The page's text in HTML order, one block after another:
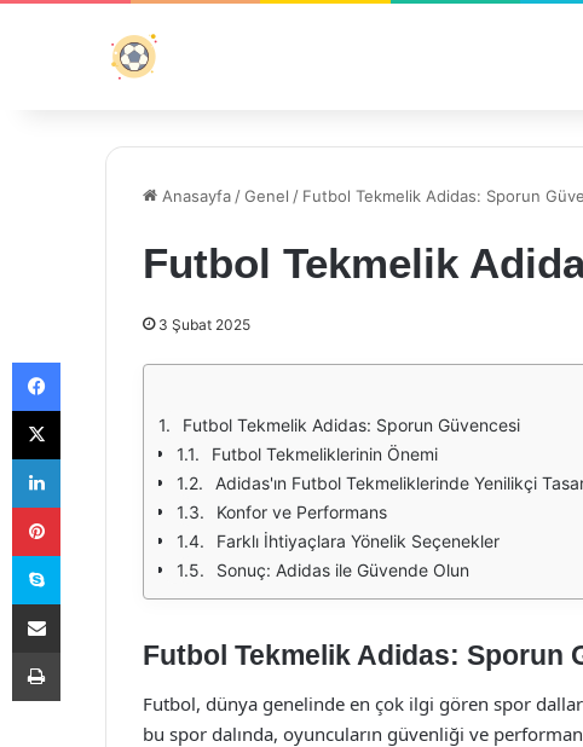
Anasayfa /Genel / Futbol Tekmelik Adidas: Sporun
Futbol Tekmelik
3 Şubat 2025
Futbol Tekmelik Adidas: Sporun Güvencesi
Futbol Tekmeliklerinin Önemi
Adidas'ın Futbol Tekmeliklerinde Yenilikçi
Konfor ve Performans
Farklı İhtiyaçlara Yönelik Seçenekler
Sonuç: Adidas ile Güvende Olun
Futbol Tekmelik Adidas: Sporun
Futbol, dünya genelinde en çok ilgi gören spor
bu spor dalında, oyuncuların güvenliği ve
Facebook
X
LinkedIn
Pinterest
Skype
E-Posta ile paylaş